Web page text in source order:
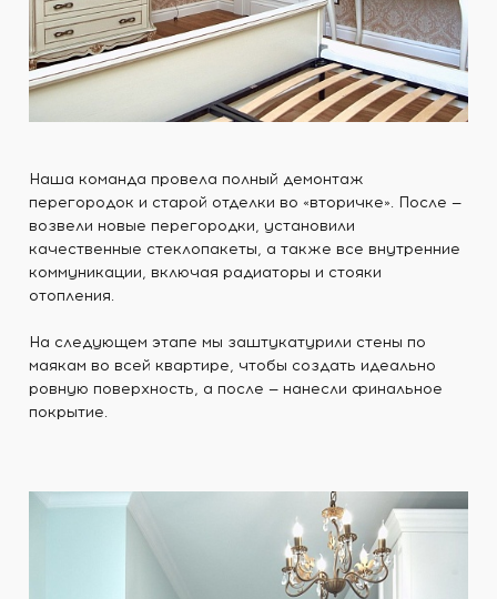
Наша команда провела полный демонтаж
перегородок и старой отделки во «вторичке». После —
возвели новые перегородки, установили
качественные стеклопакеты, а также все внутренние
коммуникации, включая радиаторы и стояки
отопления.
На следующем этапе мы заштукатурили стены по
маякам во всей квартире, чтобы создать идеально
ровную поверхность, а после — нанесли финальное
покрытие.